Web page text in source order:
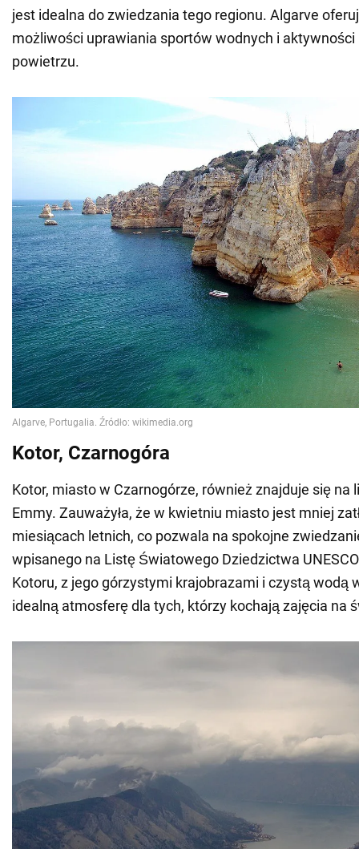
jest idealna do zwiedzania tego regionu. Algarve
możliwości uprawiania sportów wodnych i
powietrzu.
Kotor, Czarnogóra
Kotor, miasto w Czarnogórze, również znajduje się na
Emmy. Zauważyła, że w kwietniu miasto jest mniej
miesiącach letnich, co pozwala na spokojne
wpisanego na Listę Światowego Dziedzictwa
Kotoru, z jego górzystymi krajobrazami i czystą wodą
idealną atmosferę dla tych, którzy kochają zajęcia na